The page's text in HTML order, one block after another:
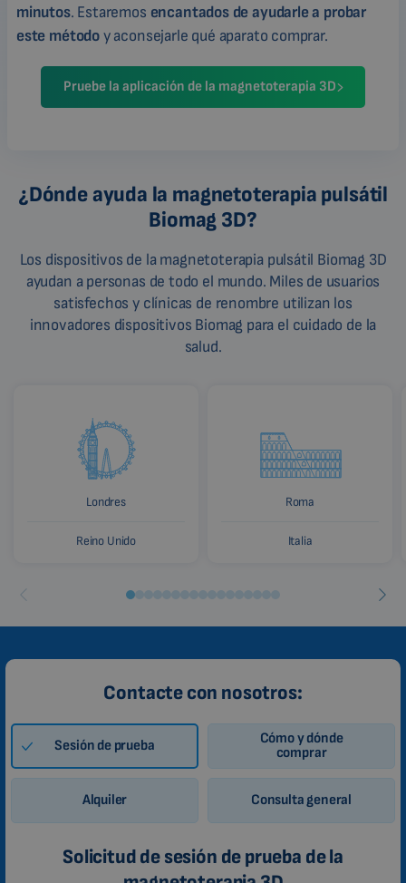
minutos. Estaremos encantados de ayudarle a probar
este métodoy aconsejarle qué aparato comprar.
Pruebe la aplicación de la magnetoterapia 3D
¿Dónde ayuda la magnetoterapia pulsátil
Biomag 3D?
Los dispositivos de la magnetoterapia pulsátil Biomag 3D
ayudan a personas de todo el mundo. Miles de usuarios
satisfechos y clínicas de renombre utilizan los
innovadores dispositivos Biomag para el cuidado de la
salud.
Londres
Reino Unido
Roma
Italia
Contacte con nosotros:
Sesión de prueba
Cómo y dónde
comprar
Alquiler Consulta general
Solicitud de sesión de prueba de la